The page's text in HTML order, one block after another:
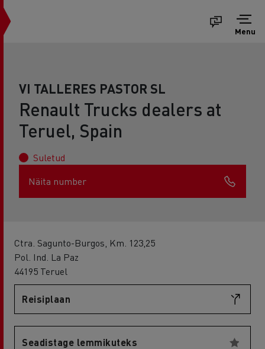
Menu
VI TALLERES PASTOR SL
Renault Trucks dealers at
Teruel, Spain
Suletud
Näita number
Ctra. Sagunto-Burgos, Km. 123,25
Pol. Ind. La Paz
44195 Teruel
Reisiplaan
Seadistage lemmikuteks